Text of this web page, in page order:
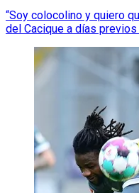
“Soy colocolino y quiero
del Cacique a días